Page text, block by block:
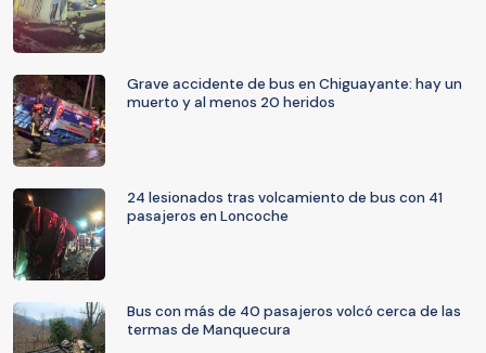
Grave accidente de bus en Chiguayante: hay un
muerto y al menos 20 heridos
24 lesionados tras volcamiento de bus con 41
pasajeros en Loncoche
Bus con más de 40 pasajeros volcó cerca de las
termas de Manquecura